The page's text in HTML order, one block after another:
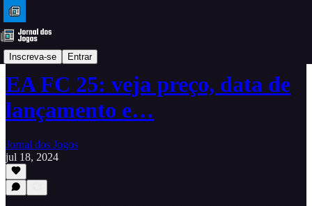
Inscreva-se Entrar
DLC
EA FC 25: veja preço, data de
lançamento e…
Jornal dos Jogos
jul 18, 2024